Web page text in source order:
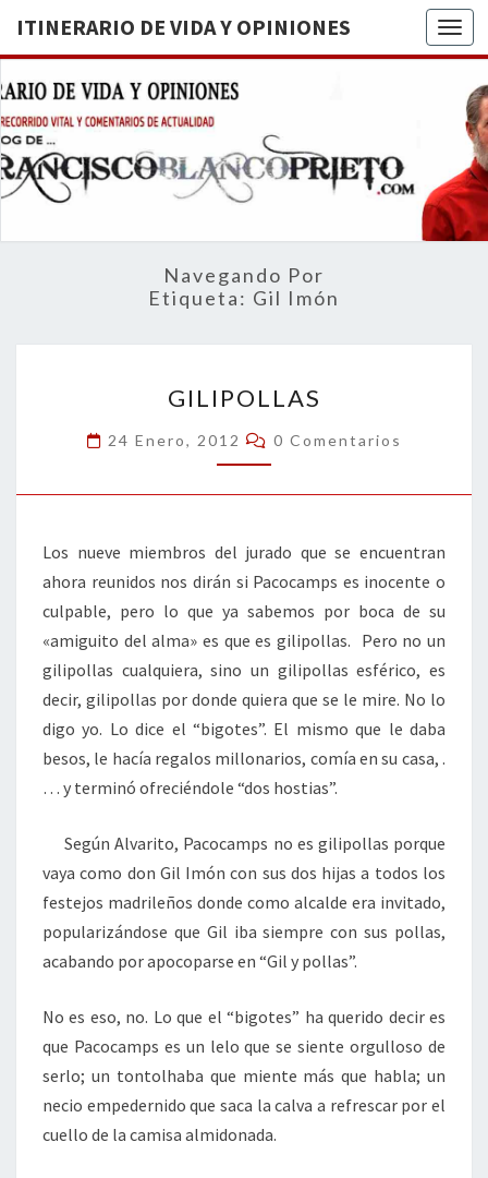
ITINERARIO DE VIDA Y OPINIONES
DE
BREVE
RECORRIDO
VITAL Y
ACTUALIDAD
Navegando Por
Etiqueta: Gil Imón
GILIPOLLAS
24 Enero, 2012 Comentarios
0 Comentarios
Los nueve miembros del jurado que se encuentran
ahora reunidos nos dirán si Pacocamps es inocente o
culpable, pero lo que ya sabemos por boca de su
«amiguito del alma» es que es gilipollas. Pero no un
gilipollas cualquiera, sino un gilipollas esférico, es
decir, gilipollas por donde quiera que se le mire. No lo
digo yo. Lo dice el “bigotes”. El mismo que le daba
besos, le hacía regalos millonarios, comía en su casa, .
… y terminó ofreciéndole “dos hostias”.
Según Alvarito, Pacocamps no es gilipollas porque
vaya como don Gil Imón con sus dos hijas a todos los
festejos madrileños donde como alcalde era invitado,
popularizándose que Gil iba siempre con sus pollas,
acabando por apocoparse en “Gil y pollas”.
No es eso, no. Lo que el “bigotes” ha querido decir es
que Pacocamps es un lelo que se siente orgulloso de
serlo; un tontolhaba que miente más que habla; un
necio empedernido que saca la calva a refrescar por el
cuello de la camisa almidonada.